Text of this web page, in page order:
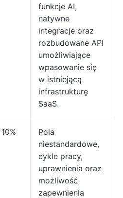
funkcje AI,
natywne
integracje oraz
rozbudowane API
umożliwiające
wpasowanie się
w istniejącą
infrastrukturę
SaaS.
10%
Pola
niestandardowe,
cykle pracy,
uprawnienia oraz
możliwość
zapewnienia